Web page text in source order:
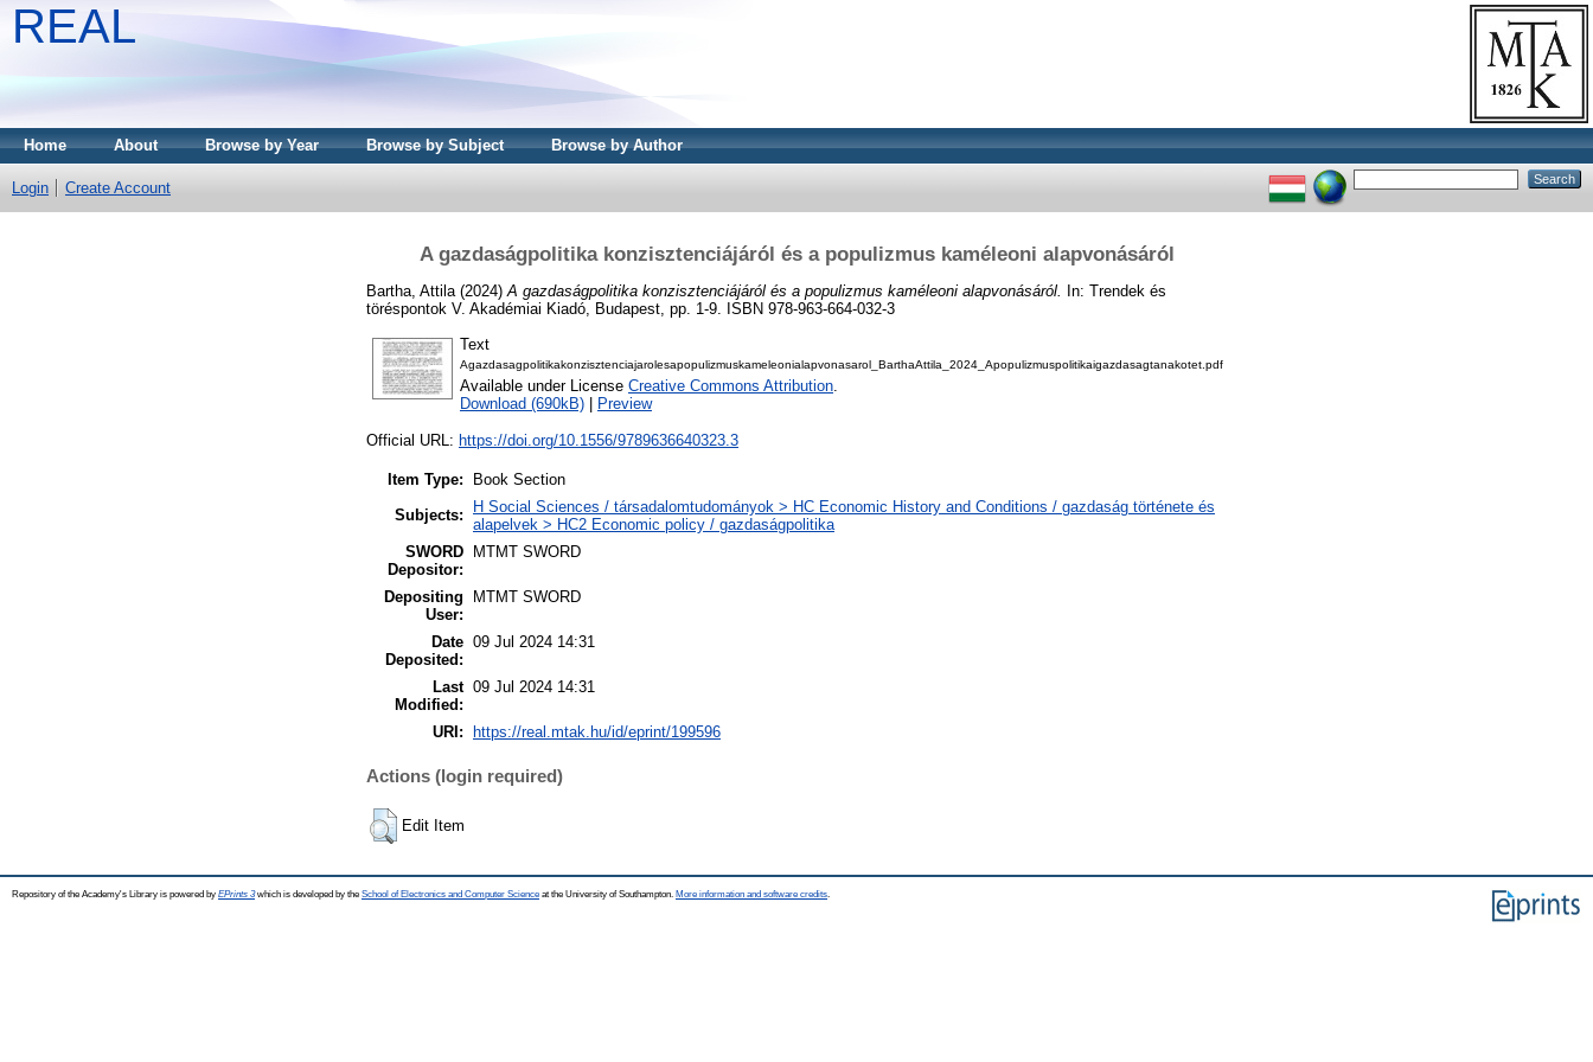
REAL
Home About Browse by Year Browse by Subject Browse by Author
Login Create Account
A gazdaságpolitika konzisztenciájáról és a populizmus kaméleoni alapvonásáról
Bartha, Attila (2024) A gazdaságpolitika konzisztenciájáról és a populizmus kaméleoni alapvonásáról. In: Trendek és
töréspontok V. Akadémiai Kiadó, Budapest, pp. 1-9. ISBN 978-963-664-032-3
Text
Agazdasagpolitikakonzisztenciajarolesapopulizmuskameleonialapvonasarol_BarthaAttila_2024_Apopulizmuspolitikaigazdasagtanakotet.pdf
Available under License Creative Commons Attribution.
Download (690kB)
Preview
Official URL: https://doi.org/10.1556/9789636640323.3
Item Type:
Book Section
Subjects:
H Social Sciences / társadalomtudományok > HC Economic History and Conditions / gazdaság története és
alapelvek > HC2 Economic policy / gazdaságpolitika
SWORD
Depositor:
MTMT SWORD
Depositing
User:
MTMT SWORD
Date
Deposited:
09 Jul 2024 14:31
Last
Modified:
09 Jul 2024 14:31
URI: https://real.mtak.hu/id/eprint/199596
Actions (login required)
Edit Item
Repository of the Academy's Library is powered by EPrints 3which is developed by the School of Electronics and Computer Science at the University of Southampton. More information and software credits